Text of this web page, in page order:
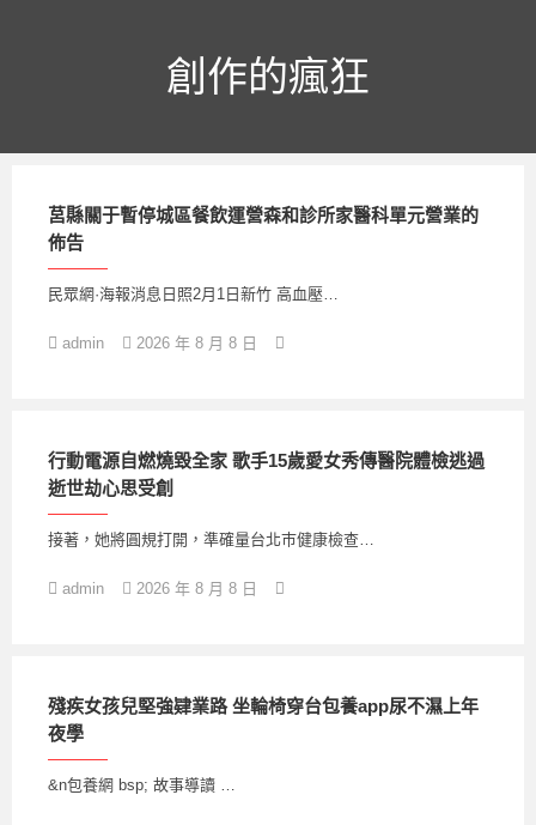
創作的瘋狂
莒縣關于暫停城區餐飲運營森和診所家醫科單元營業的
佈告
民眾網·海報消息日照2月1日新竹 高血壓…
admin 2026 年 8 月 8 日
行動電源自燃燒毀全家 歌手15歲愛女秀傳醫院體檢逃過
逝世劫心思受創
接著，她將圓規打開，準確量台北巿健康檢查…
admin 2026 年 8 月 8 日
殘疾女孩兒堅強肄業路 坐輪椅穿台包養app尿不濕上年
夜學
&n包養網 bsp; 故事導讀 …